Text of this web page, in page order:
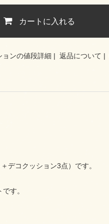
カートに入れる
ョンの値段詳細 | 返品について |
デコクッション3点）です。
す。